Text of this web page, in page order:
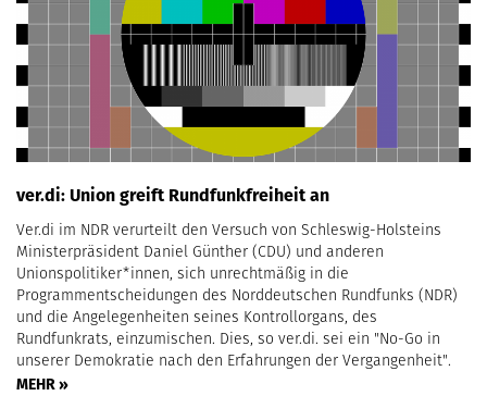
ver.di: Union greift Rundfunkfreiheit an
Ver.di im NDR verurteilt den Versuch von Schleswig-Holsteins
Ministerpräsident Daniel Günther (CDU) und anderen
Unionspolitiker*innen, sich unrechtmäßig in die
Programmentscheidungen des Norddeutschen Rundfunks (NDR)
und die Angelegenheiten seines Kontrollorgans, des
Rundfunkrats, einzumischen. Dies, so ver.di. sei ein "No-Go in
unserer Demokratie nach den Erfahrungen der Vergangenheit".
MEHR »